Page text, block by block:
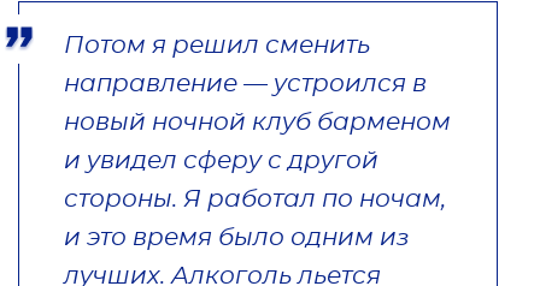
Потом я решил сменить
направление — устроился в
новый ночной клуб барменом
и увидел сферу с другой
стороны. Я работал по ночам,
и это время было одним из
лучших. Алкоголь льется